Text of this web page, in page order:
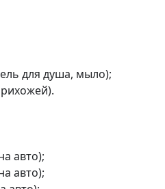
для душа, мыло);
авто);
авто);